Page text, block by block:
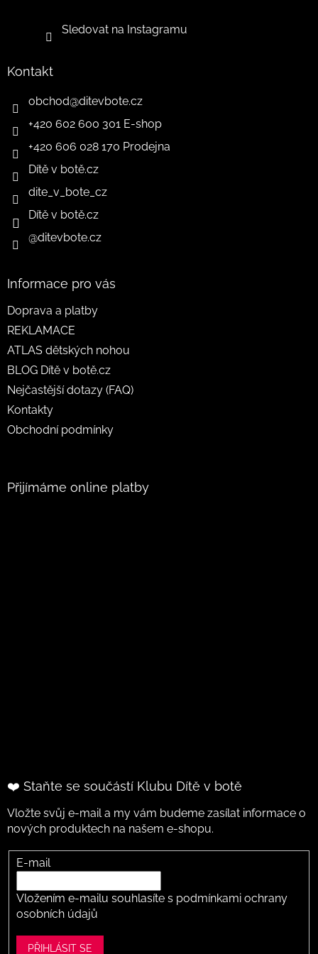
Sledovat na Instagramu
Kontakt
obchod@ditevbote.cz
+420 602 600 301 E-shop
+420 606 028 170 Prodejna
Dítě v botě.cz
dite_v_bote_cz
Dítě v botě.cz
@ditevbote.cz
Informace pro vás
Doprava a platby
REKLAMACE
ATLAS dětských nohou
BLOG Dítě v botě.cz
Nejčastější dotazy (FAQ)
Kontakty
Obchodní podmínky
Přijímáme online platby
❤️ Staňte se součástí Klubu Dítě v botě
Vložte svůj e-mail a my vám budeme zasílat informace o
nových produktech na našem e-shopu.
E-mail
Vložením e-mailu souhlasíte s podmínkami ochrany
osobních údajů
PŘIHLÁSIT SE